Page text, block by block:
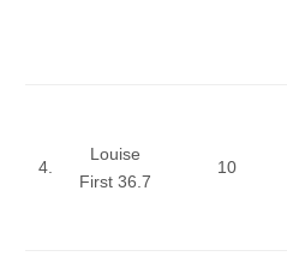
Kvízy
4.
Louise
First 36.7
10